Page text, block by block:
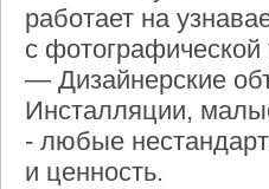
работает на
с фотографической
— Дизайнерские
Инсталляции,
- любые
и ценность.